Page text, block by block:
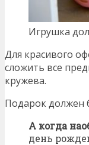
Игрушка
Для красивого
сложить все
кружева.
Подарок должен
А когда
день